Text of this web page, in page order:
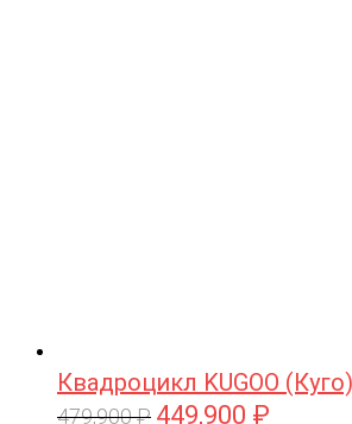
Квадроцикл KUGOO
479,900₽ Первоначальная
449,900 ₽